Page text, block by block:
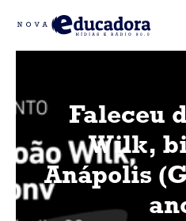
Faleceu
Wilk,
Anápolis